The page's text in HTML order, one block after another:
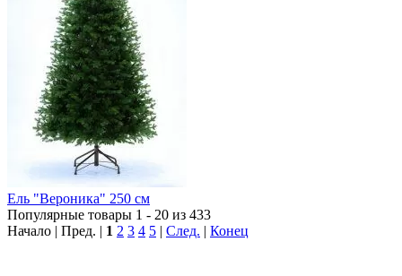
Ель "Вероника" 250 см
Популярные товары 1 - 20 из 433
Начало | Пред. | 1 2 3 4 5 | След. | Конец